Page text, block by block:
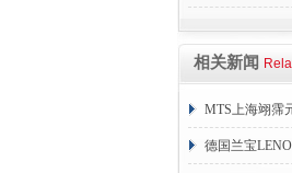
相关新闻
MTS上海翊霈
德国兰宝